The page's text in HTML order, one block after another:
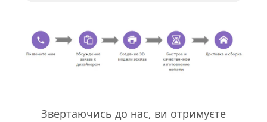
Звертаючись до нас, ви отримуєте